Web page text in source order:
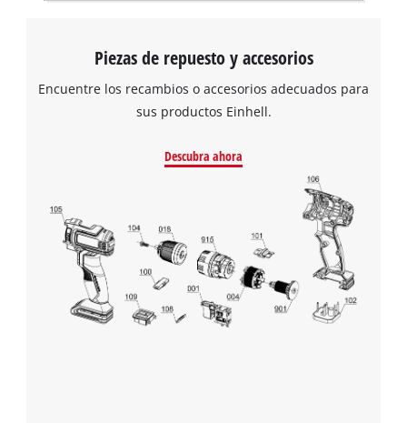
Piezas de repuesto y accesorios
Encuentre los recambios o accesorios adecuados para
sus productos Einhell.
Descubra ahora